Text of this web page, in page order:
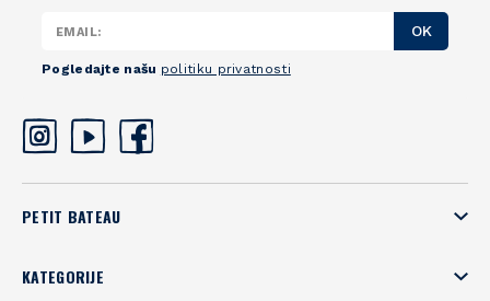
OK
Pogledajte našu politiku privatnosti
PETIT BATEAU
KATEGORIJE